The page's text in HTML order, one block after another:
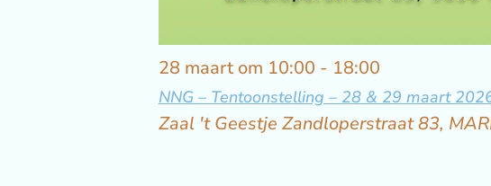
28 maart om 10:00 - 18:00
NNG – Tentoonstelling – 28 & 29 maart
Zaal 't Geestje Zandloperstraat 83,